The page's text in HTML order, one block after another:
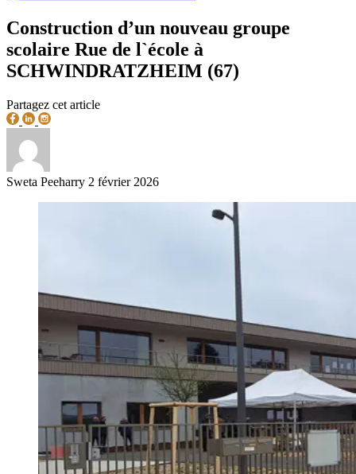
Construction d’un nouveau groupe
scolaire Rue de l`école à
SCHWINDRATZHEIM (67)
Partagez cet article
Sweta Peeharry 2 février 2026